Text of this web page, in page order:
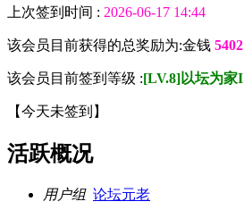
上次签到时间 : 2026-06-17 14:44
该会员目前获得的总奖励为:金钱 5402
该会员目前签到等级 :[LV.8]以坛为家I
【今天未签到 】
活跃概况
用户组 论坛元老